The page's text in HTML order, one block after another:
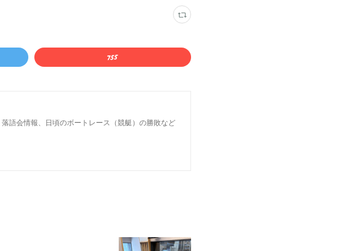
会情報、日頃のボートレース（競艇）の勝敗など